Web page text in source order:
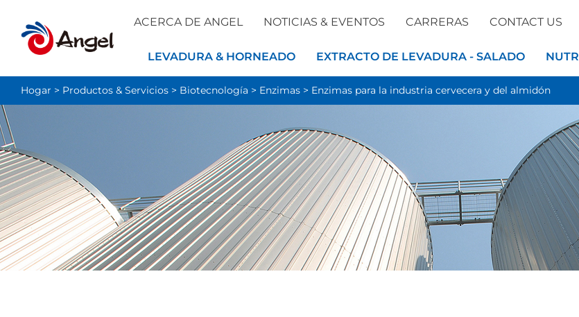
ACERCA DE ANGEL NOTICIAS & EVENTOS CARRERAS CONTACT US
LEVADURA & HORNEADO EXTRACTO DE LEVADURA - SALADO
Hogar > Productos & Servicios > Biotecnología > Enzimas > Enzimas para la industria cervecera y del almidón